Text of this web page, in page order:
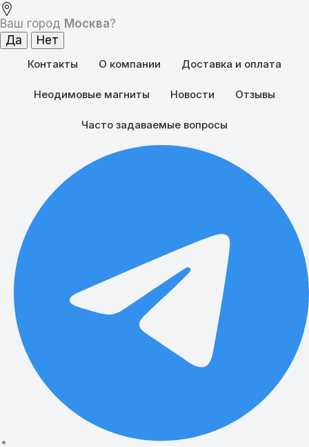
Ваш город Москва?
Контакты О компании Доставка и оплата
Неодимовые магниты Новости Отзывы
Часто задаваемые вопросы